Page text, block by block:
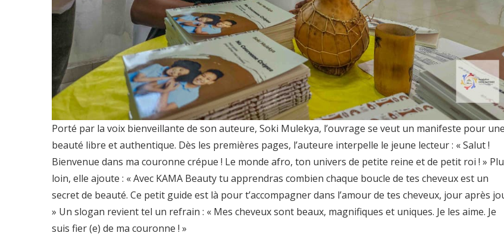
Porté par la voix bienveillante de son auteure, Soki Mulekya, l’ouvrage se veut un manifeste pour une
beauté libre et authentique. Dès les premières pages, l’auteure interpelle le jeune lecteur : « Salut !
Bienvenue dans ma couronne crépue ! Le monde afro, ton univers de petite reine et de petit roi ! »
loin, elle ajoute : « Avec KAMA Beauty tu apprendras combien chaque boucle de tes cheveux est un
secret de beauté. Ce petit guide est là pour t’accompagner dans l’amour de tes cheveux, jour après
» Un slogan revient tel un refrain : « Mes cheveux sont beaux, magnifiques et uniques. Je les aime. Je
suis fier (e) de ma couronne ! »